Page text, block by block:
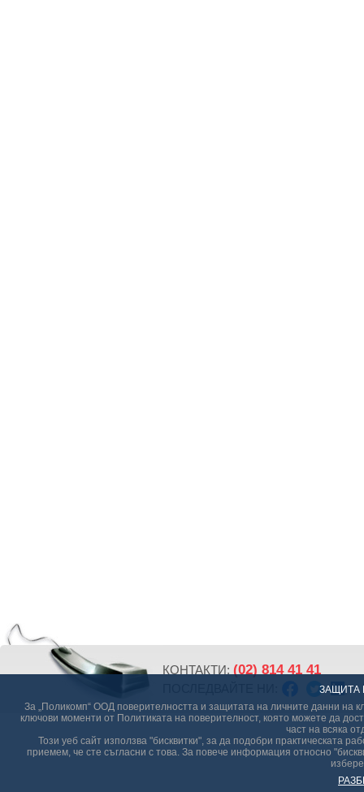
ЗАЩИТА
За „Поликомп“ ООД поверителността и защитата на личните данни на
ключови моменти от Политиката на поверителност, която можете да
част на всяка
Този уеб сайт използва "бисквитки", за да подобри практическата
приемем, че сте съгласни с това. За повече информация относно
КОНТАКТИ: (02) 814 41 41